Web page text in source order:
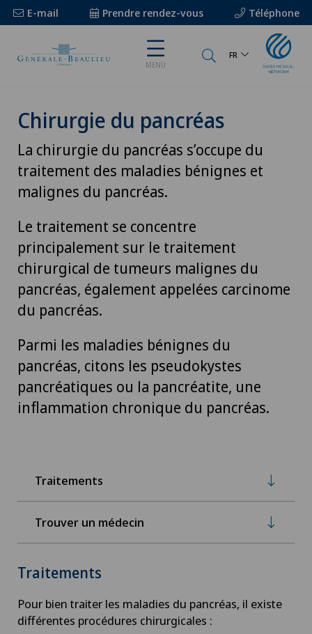
E-mail Prendre rendez-vous Téléphone
MENU
FR
Chirurgie du pancréas
La chirurgie du pancréas s’occupe du
traitement des maladies bénignes et
malignes du pancréas.
Le traitement se concentre
principalement sur le traitement
chirurgical de tumeurs malignes du
pancréas, également appelées carcinome
du pancréas.
Parmi les maladies bénignes du
pancréas, citons les pseudokystes
pancréatiques ou la pancréatite, une
inflammation chronique du pancréas.
Traitements
Trouver un médecin
Traitements
Pour bien traiter les maladies du pancréas, il existe
différentes procédures chirurgicales :